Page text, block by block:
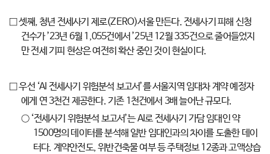
□ 셋째, 청년 전세사기 제로(ZERO)서울 만든다. 전세사기 피해 신청
건수가 ’23년 6월 1,055건에서 ’25년 12월 335건으로 줄어들었지
만 전세 기피 현상은 여전히 확산 중인 것이 현실이다.
□ 우선 ‘AI 전세사기 위험분석 보고서’를 서울지역 임대차 계약 예정자
에게 연 3천건 제공한다. 기존 1천건에서 3배 늘어난 규모다.
○ ‘전세사기 위험분석 보고서’는 AI로 전세사기 가담 임대인 약
1500명의 데이터를 분석해 일반 임대인과의 차이를 도출한 데이
터다. 계약안전도, 위반건축물 여부 등 주택정보 12종과 고액상습